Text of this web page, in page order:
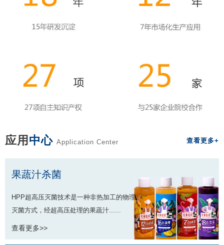
应用 中心 Application Center 查看更多+
果蔬汁杀菌
HPP超高压灭菌技术是一种非热加工的物理
灭菌方式，经超高压处理的果蔬汁......
查看更多>>